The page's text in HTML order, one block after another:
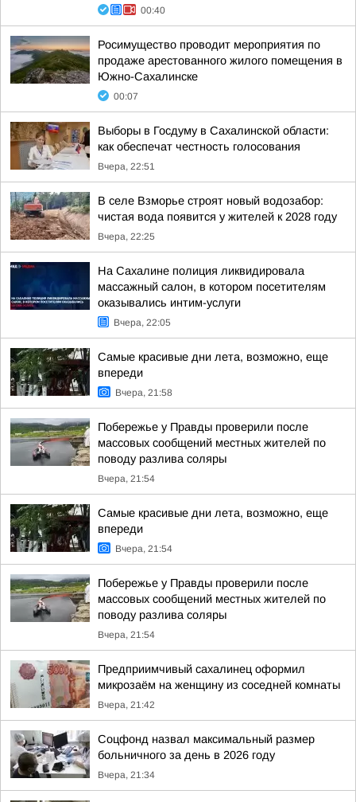
00:40
Росимущество проводит мероприятия по
продаже арестованного жилого помещения в
Южно-Сахалинске
00:07
Выборы в Госдуму в Сахалинской области:
как обеспечат честность голосования
Вчера, 22:51
В селе Взморье строят новый водозабор:
чистая вода появится у жителей к 2028 году
Вчера, 22:25
На Сахалине полиция ликвидировала
массажный салон, в котором посетителям
оказывались интим-услуги
Вчера, 22:05
Самые красивые дни лета, возможно, еще
впереди
Вчера, 21:58
Побережье у Правды проверили после
массовых сообщений местных жителей по
поводу разлива соляры
Вчера, 21:54
Самые красивые дни лета, возможно, еще
впереди
Вчера, 21:54
Побережье у Правды проверили после
массовых сообщений местных жителей по
поводу разлива соляры
Вчера, 21:54
Предприимчивый сахалинец оформил
микрозаём на женщину из соседней комнаты
Вчера, 21:42
Соцфонд назвал максимальный размер
больничного за день в 2026 году
Вчера, 21:34